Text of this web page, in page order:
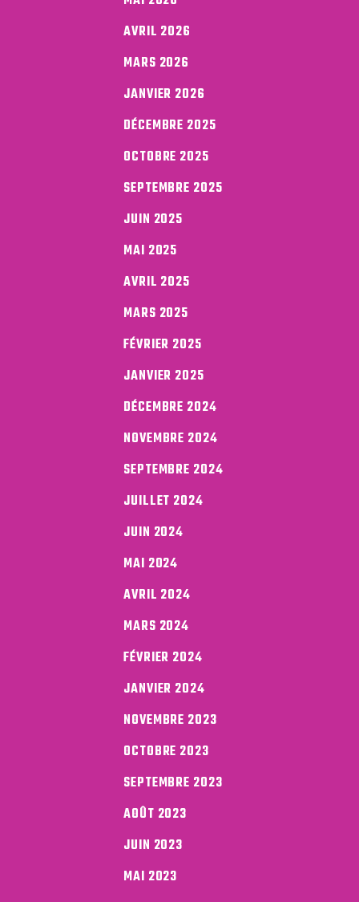
AVRIL 2026
MARS 2026
JANVIER 2026
DÉCEMBRE 2025
OCTOBRE 2025
SEPTEMBRE 2025
JUIN 2025
MAI 2025
AVRIL 2025
MARS 2025
FÉVRIER 2025
JANVIER 2025
DÉCEMBRE 2024
NOVEMBRE 2024
SEPTEMBRE 2024
JUILLET 2024
JUIN 2024
MAI 2024
AVRIL 2024
MARS 2024
FÉVRIER 2024
JANVIER 2024
NOVEMBRE 2023
OCTOBRE 2023
SEPTEMBRE 2023
AOÛT 2023
JUIN 2023
MAI 2023